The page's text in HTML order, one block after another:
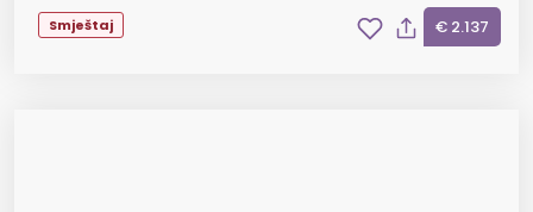
Smještaj € 2.137